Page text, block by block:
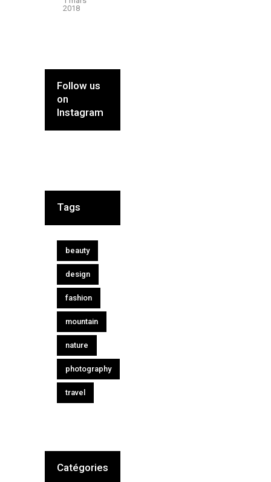
2018
Follow us
on
Instagram
Tags
beauty
design
fashion
mountain
nature
photography
travel
Catégories